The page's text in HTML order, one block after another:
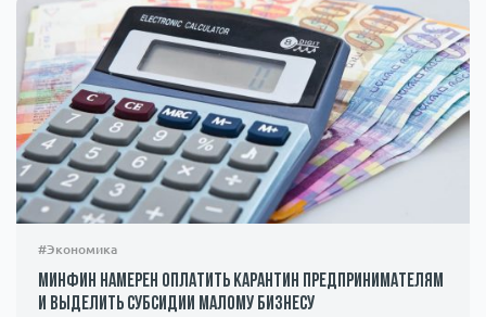
#Экономика
Минфин намерен оплатить карантин предпринимателям
и выделить субсидии малому бизнесу